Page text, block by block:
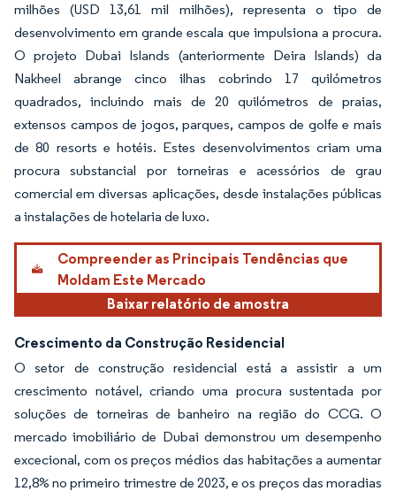
milhões (USD 13,61 mil milhões), representa o tipo de
desenvolvimento em grande escala que impulsiona a procura.
O projeto Dubai Islands (anteriormente Deira Islands) da
Nakheel abrange cinco ilhas cobrindo 17 quilómetros
quadrados, incluindo mais de 20 quilómetros de praias,
extensos campos de jogos, parques, campos de golfe e mais
de 80 resorts e hotéis. Estes desenvolvimentos criam uma
procura substancial por torneiras e acessórios de grau
comercial em diversas aplicações, desde instalações públicas
a instalações de hotelaria de luxo.
Compreender as Principais Tendências que
Moldam Este Mercado
Baixar relatório de amostra
Crescimento da Construção Residencial
O setor de construção residencial está a assistir a um
crescimento notável, criando uma procura sustentada por
soluções de torneiras de banheiro na região do CCG. O
mercado imobiliário de Dubai demonstrou um desempenho
excecional, com os preços médios das habitações a aumentar
12,8% no primeiro trimestre de 2023, e os preços das moradias